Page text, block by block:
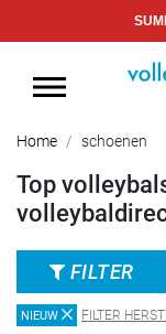
Home schoenen
Top
FILTER
NIEUW FILTER